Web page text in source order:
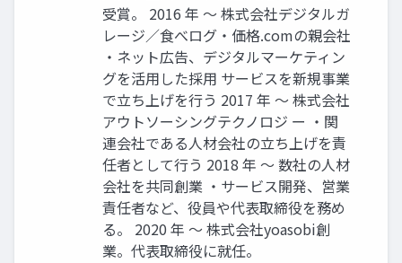
受賞。 2016 年 〜 株式会社デジタルガ
レージ∕⾷べログ‧価格.comの親会社
‧ネット広告、デジタルマーケティン
グを活⽤した採⽤ サービスを新規事業
で⽴ち上げを⾏う 2017 年 〜 株式会社
アウトソーシングテクノロジ ー ‧関
連会社である⼈材会社の⽴ち上げを責
任者として⾏う 2018 年 〜 数社の⼈材
会社を共同創業 ‧サービス開発、営業
責任者など、役員や代表取締役を務め
る。 2020 年 〜 株式会社yoasobi創
業。代表取締役に就任。